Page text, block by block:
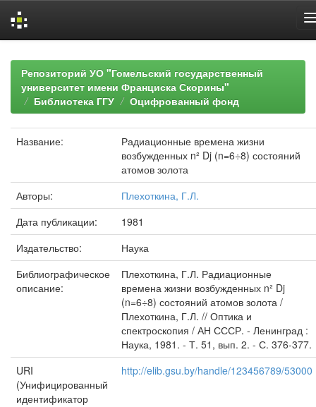
navigationРепозиторий УО "Гомельский государственный
университет имени Франциска Скорины"
Библиотека ГГУ
Оцифрованный фонд
Название:
Радиационные времена жизни
возбужденных n² Dj (n=6÷8) состояний
атомов золота
Авторы:
Плехоткина, Г.Л.
Дата публикации:
1981
Издательство:
Наука
Библиографическое
описание:
Плехоткина, Г.Л. Радиационные
времена жизни возбужденных n² Dj
(n=6÷8) состояний атомов золота /
Плехоткина, Г.Л. // Оптика и
спектроскопия / АН СССР. - Ленинград :
Наука, 1981. - Т. 51, вып. 2. - С. 376-377.
URI
(Унифицированный
идентификатор
http://elib.gsu.by/handle/123456789/53000